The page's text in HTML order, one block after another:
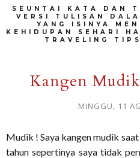
SEUNTAI KATA DAN
VERSI TULISAN
YANG ISINYA
KEHIDUPAN SEHARI
TRAVELING
Kangen
MINGGU, 11
Mudik ! Saya kangen mudik
tahun sepertinya saya tidak